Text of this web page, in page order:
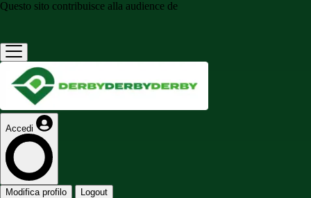
Questo sito contribuisce alla audience de
Accedi
Modifica profilo Logout